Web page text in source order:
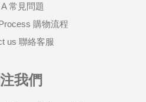
常見問題
購物流程
us 聯絡客服
我們